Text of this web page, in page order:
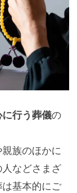
行う葬儀の
族のほかに
などさまざ
基本的にご